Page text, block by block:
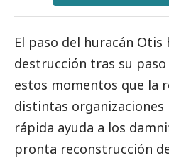
El paso del huracán
destrucción tras su
estos momentos que la
distintas organizaciones
rápida ayuda a los
pronta reconstrucción